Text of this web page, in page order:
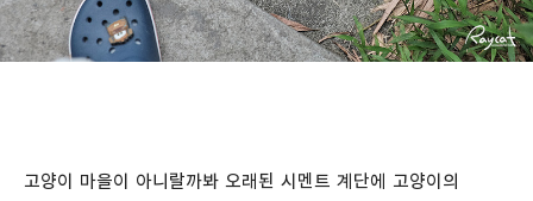
고양이 마을이 아니랄까봐 오래된 시멘트 계단에 고양이의